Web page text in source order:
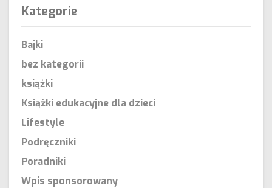
Kategorie
Bajki
bez kategorii
książki
Książki edukacyjne dla dzieci
Lifestyle
Podręczniki
Poradniki
Wpis sponsorowany